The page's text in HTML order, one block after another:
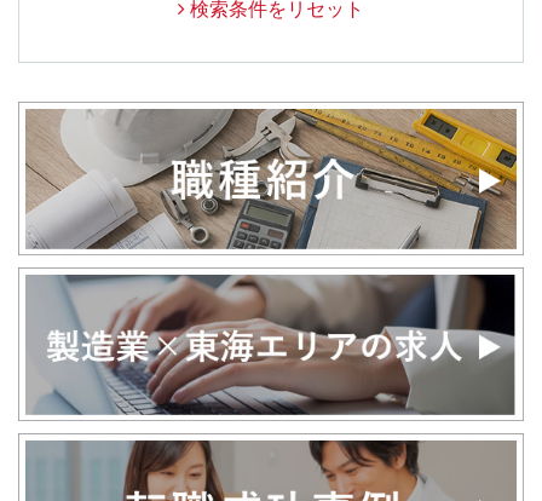
検索条件をリセット